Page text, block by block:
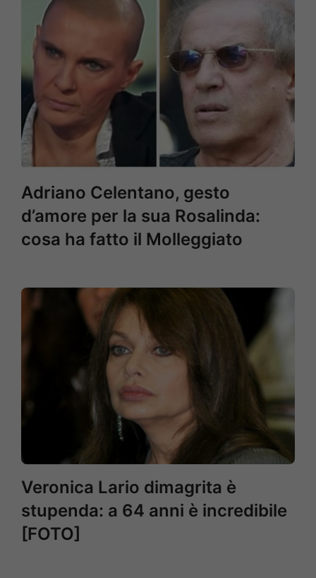
Adriano Celentano, gesto
d’amore per la sua Rosalinda:
cosa ha fatto il Molleggiato
Veronica Lario dimagrita è
stupenda: a 64 anni è incredibile
[FOTO]